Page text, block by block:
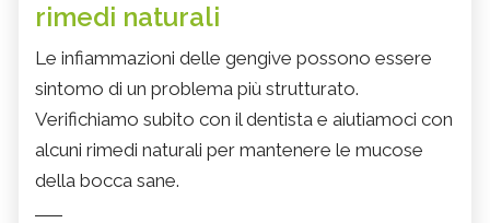
rimedi naturali
Le infiammazioni delle gengive possono essere
sintomo di un problema più strutturato.
Verifichiamo subito con il dentista e aiutiamoci con
alcuni rimedi naturali per mantenere le mucose
della bocca sane.